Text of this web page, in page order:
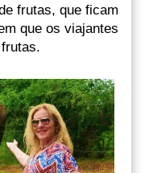
frutas, que ficam
que os viajantes